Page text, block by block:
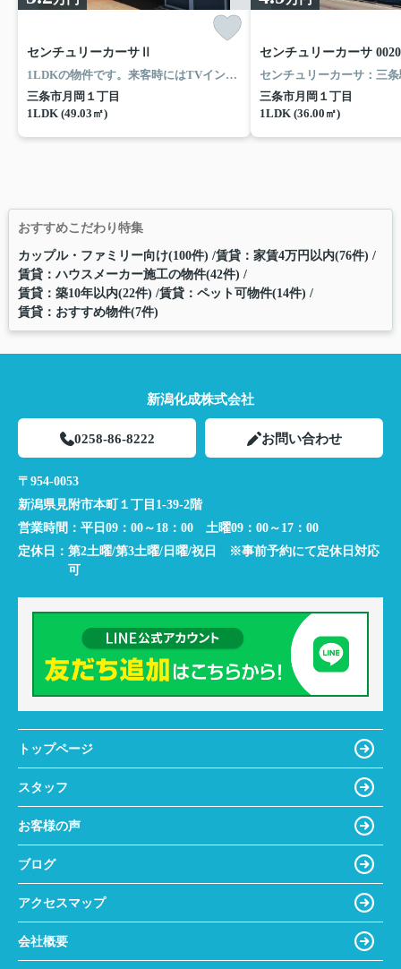
センチュリーカーサⅡ
1LDKの物件です。来客時にはTVインターホンを使用して訪問者の顔を確認することができます。収納は床下収納・トランクルームなどが備え付けられているので、衣類や日用品の収納に重宝します。こちらは1ヶ月の家賃が5.2万円のお部屋です。ネット回線がある物件です。長年、地元で地域の住まいをご提供してきた新潟化成株式会社は、三条前の不動産情報を豊富に取り揃え、お待ちしております。
三条市月岡１丁目
1LDK (49.03㎡)
センチュリーカーサ
三条市月岡１丁目
1LDK (36.00㎡)
おすすめこだわり特集
カップル・ファミリー向け(100件) 賃貸：家賃4万円以内(76件)
賃貸：ハウスメーカー施工の物件(42件)
賃貸：築10年以内(22件) 賃貸：ペット可物件(14件)
賃貸：おすすめ物件(7件)
新潟化成株式会社
0258-86-8222 お問い合わせ
〒954-0053
新潟県見附市本町１丁目1-39-2階
営業時間： 平日09：00～18：00 土曜09：00～17：00
定休日： 第2土曜/第3土曜/日曜/祝日 ※事前予約にて定休日対応
可
トップページ
スタッフ
お客様の声
ブログ
アクセスマップ
会社概要